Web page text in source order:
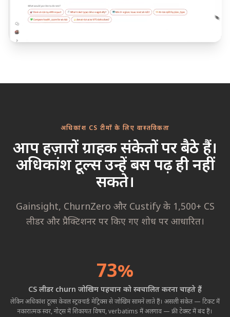
अधिकांश CS टीमों के लिए वास्तविकता
आप हज़ारों ग्राहक संकेतों पर बैठे हैं।
अधिकांश टूल्स उन्हें बस पढ़ ही नहीं
सकते।
Gainsight, ChurnZero और Custify के 1,500+ CS
लीडर और प्रैक्टिशनर पर किए गए शोध पर आधारित।
73%
CS लीडर churn जोखिम पहचान को स्वचालित करना चाहते हैं
लेकिन अधिकांश टूल्स केवल स्ट्रक्चर्ड मेट्रिक्स से जोखिम सामने लाते हैं। असली संकेत — टिकट में
नकारात्मक स्वर, नोट्स में शिकायत विषय, verbatims में अलगाव — फ्री टेक्स्ट में बंद हैं।